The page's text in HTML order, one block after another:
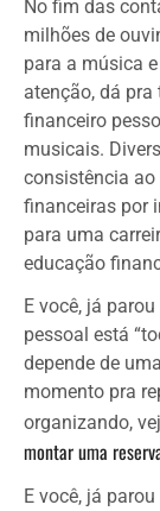
No fim das
milhões de
para a música
atenção, dá
financeiro
musicais.
consistência
financeiras por
para uma
educação
E você, já
pessoal está
depende de
momento pra
organizando,
montar uma
E você, já